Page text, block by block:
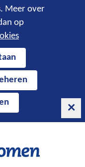
Meer over
op